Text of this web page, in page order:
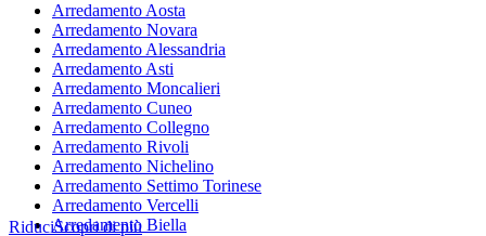
Arredamento Aosta
Arredamento Novara
Arredamento Alessandria
Arredamento Asti
Arredamento Moncalieri
Arredamento Cuneo
Arredamento Collegno
Arredamento Rivoli
Arredamento Nichelino
Arredamento Settimo Torinese
Arredamento Vercelli
Arredamento Biella
RiduciScopri di più